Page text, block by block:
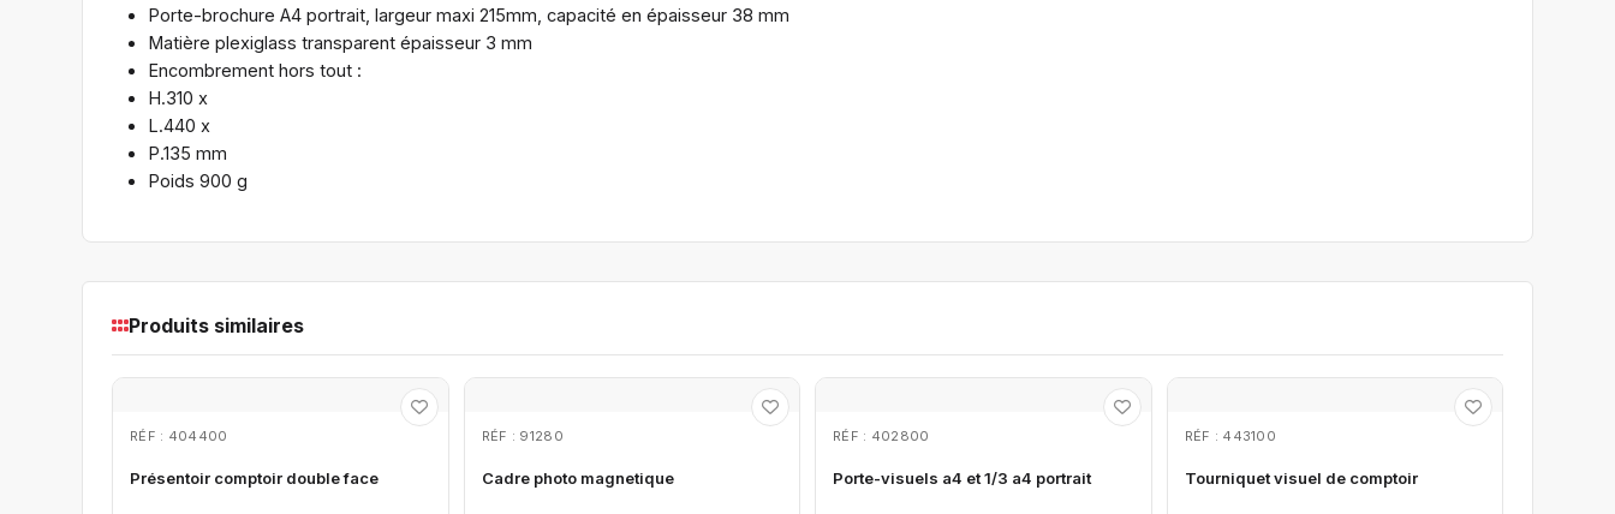
Porte-brochure A4 portrait, largeur maxi 215mm, capacité en épaisseur 38 mm
Matière plexiglass transparent épaisseur 3 mm
Encombrement hors tout :
H.310 x
L.440 x
P.135 mm
Poids 900 g
Produits similaires
RÉF : 404400
Présentoir comptoir double face
RÉF : 91280
Cadre photo magnetique
RÉF : 402800
Porte-visuels a4 et 1/3 a4 portrait
RÉF : 443100
Tourniquet visuel de comptoir